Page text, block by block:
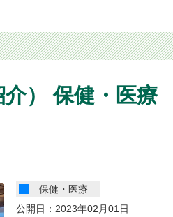
） 保健・医療
保健・医療
公開日：2023年02月01日